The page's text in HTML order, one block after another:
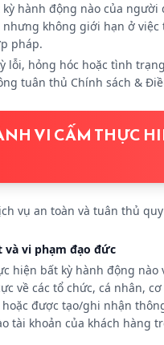
kỳ hành động nào của
không giới hạn ở
pháp.
lỗi, hỏng hóc hoặc tình
tuân thủ Chính sách &
VI CẤM THỰC
vụ an toàn và tuân thủ
và vi phạm đạo đức
hiện bất kỳ hành động
về các tổ chức, cá nhân,
được tạo/ghi nhận
tài khoản của khách hàng